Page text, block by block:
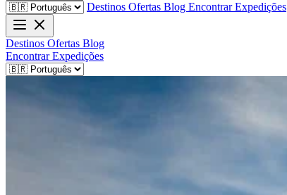
Destinos Ofertas Blog Encontrar Expedições
Destinos Ofertas Blog
Encontrar Expedições